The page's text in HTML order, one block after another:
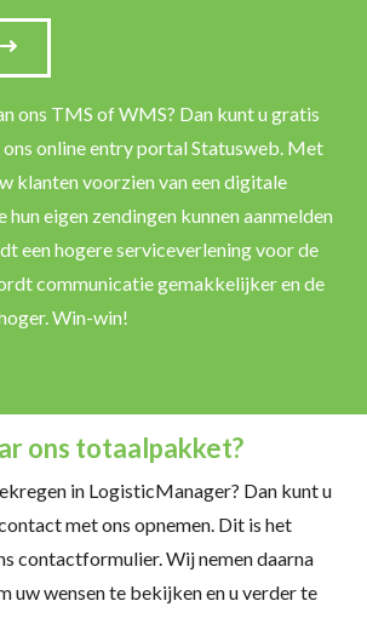
ons TMS of WMS? Dan kunt u gratis
online entry portal Statusweb. Met
klanten voorzien van een digitale
hun eigen zendingen kunnen aanmelden
een hogere serviceverlening voor de
communicatie gemakkelijker en de
Win-win!
ons totaalpakket?
in LogisticManager? Dan kunt u
met ons opnemen. Dit is het
contactformulier. Wij nemen daarna
uw wensen te bekijken en u verder te